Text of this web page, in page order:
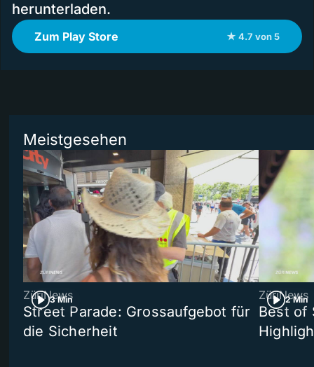
herunterladen.
Zum Play Store ★ 4.7 von 5
Meistgesehen
3 Min
ZüriNews
Street Parade: Grossaufgebot für
die Sicherheit
2 Min
ZüriNews
Best of